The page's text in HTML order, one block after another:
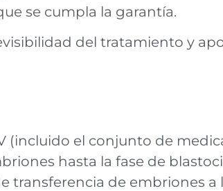
se cumpla la garantía.
del tratamiento y
(incluido el conjunto de
hasta la fase de
transferencia de embriones